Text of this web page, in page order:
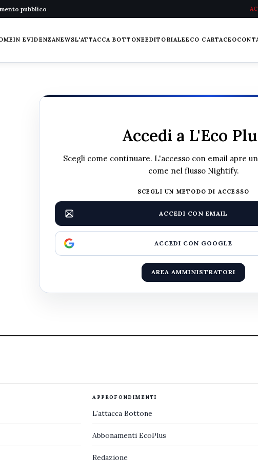
pubblico
IN EVIDENZANEWSL'ATTACCA BOTTONEEDITORIALEECO CARTACEO
Accedi a L'Eco
Scegli come continuare. L'accesso con email apre
come nel flusso Nightify.
SCEGLI UN METODO DI ACCESSO
ACCEDI CON EMAIL
ACCEDI CON GOOGLE
AREA AMMINISTRATORI
APPROFONDIMENTI
L'attacca Bottone
Abbonamenti EcoPlus
Redazione